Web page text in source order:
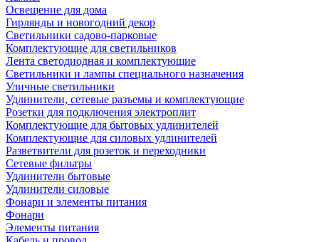
Освещение для дома
Гирлянды и новогодний декор
Светильники садово-парковые
Комплектующие для светильников
Лента светодиодная и комплектующие
Светильники и лампы специального назначения
Уличные светильники
Удлинители, сетевые разъемы и комплектующие
Розетки для подключения электроплит
Комплектующие для бытовых удлинителей
Комплектующие для силовых удлинителей
Разветвители для розеток и переходники
Сетевые фильтры
Удлинители бытовые
Удлинители силовые
Фонари и элементы питания
Фонари
Элементы питания